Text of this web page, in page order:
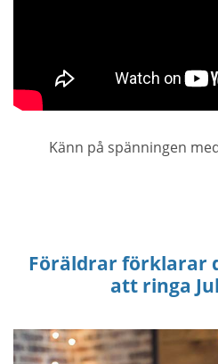
Känn på spänningen
Föräldrar förklarar
att ringa